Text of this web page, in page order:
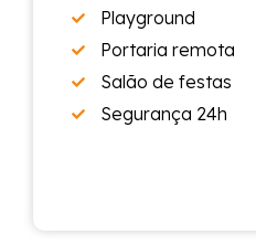
Playground
Portaria remota
Salão de festas
Segurança 24h